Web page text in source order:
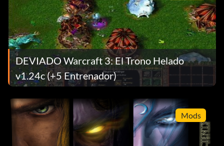
DEVIADO Warcraft 3: El Trono Helado
v1.24c (+5 Entrenador)
Mods